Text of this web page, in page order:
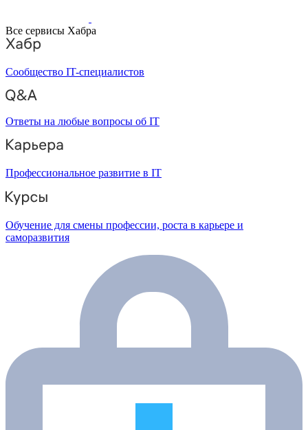
Все сервисы Хабра
Сообщество IT-специалистов
Ответы на любые вопросы об IT
Профессиональное развитие в IT
Обучение для смены профессии, роста в карьере и
саморазвития